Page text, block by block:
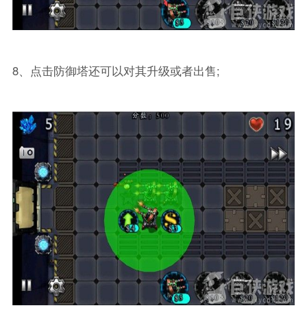
8、点击防御塔还可以对其升级或者出售;